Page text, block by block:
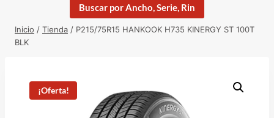
Buscar por Ancho, Serie, Rin
Inicio / Tienda / P215/75R15 HANKOOK H735 KINERGY ST 100T
BLK
¡Oferta!